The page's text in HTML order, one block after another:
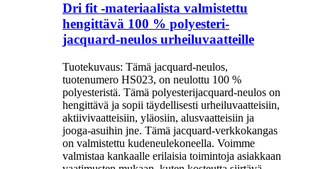
Dri fit -materiaalista valmistettu
hengittävä 100 % polyesteri-
jacquard-neulos urheiluvaatteille
Tuotekuvaus: Tämä jacquard-neulos,
tuotenumero HS023, on neulottu 100 %
polyesteristä. Tämä polyesterijacquard-neulos on
hengittävä ja sopii täydellisesti urheiluvaatteisiin,
aktiivivaatteisiin, yläosiin, alusvaatteisiin ja
jooga-asuihin jne. Tämä jacquard-verkkokangas
on valmistettu kudeneulekoneella. Voimme
valmistaa kankaalle erilaisia ​​toimintoja asiakkaan